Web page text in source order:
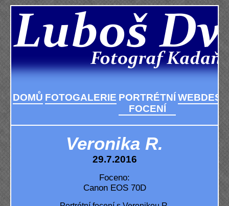
DOMŮ FOTOGALERIE PORTRÉTNÍ
FOCENÍ
Veronika R.
29.7.2016
Foceno:
Canon EOS 70D